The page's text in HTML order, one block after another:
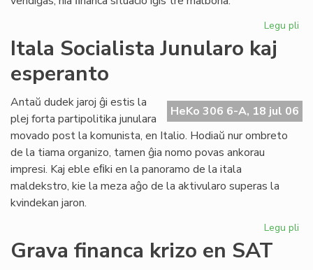
Legu pli
Itala Socialista Junularo kaj
esperanto
HeKo 306 6-A, 18 jul 06
Antaŭ dudek jaroj ĝi estis la
plej forta partipolitika junulara
movado post la komunista, en Italio. Hodiaŭ nur ombreto
de la tiama organizo, tamen ĝia nomo povas ankorau
impresi. Kaj eble eﬁki en la panoramo de la itala
maldekstro, kie la meza aĝo de la aktivularo superas la
kvindekan jaron.
Legu pli
Grava financa krizo en SAT